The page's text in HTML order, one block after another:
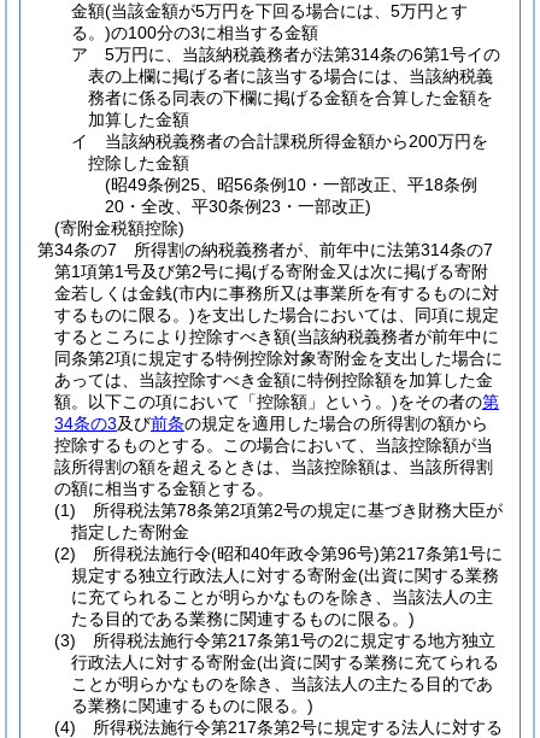
金額(当該金額が5万円を下回る場合には、5万円とす
る。)の100分の3に相当する金額
ア
5万円に、当該納税義務者が法第314条の6第1号イの
表の上欄に掲げる者に該当する場合には、当該納税義
務者に係る同表の下欄に掲げる金額を合算した金額を
加算した金額
イ
当該納税義務者の合計課税所得金額から200万円を
控除した金額
(昭49条例25、昭56条例10・一部改正、平18条例
20・全改、平30条例23・一部改正)
(寄附金税額控除)
第34条の7
所得割の納税義務者が、前年中に法第314条の7
第1項第1号及び第2号に掲げる寄附金又は次に掲げる寄附
金若しくは金銭(市内に事務所又は事業所を有するものに対
するものに限る。)を支出した場合においては、同項に規定
するところにより控除すべき額(当該納税義務者が前年中に
同条第2項に規定する特例控除対象寄附金を支出した場合に
あっては、当該控除すべき金額に特例控除額を加算した金
額。以下この項において「控除額」という。)をその者の第
34条の3及び前条の規定を適用した場合の所得割の額から
控除するものとする。
この場合において、当該控除額が当
該所得割の額を超えるときは、当該控除額は、当該所得割
の額に相当する金額とする。
(1)
所得税法第78条第2項第2号の規定に基づき財務大臣が
指定した寄附金
(2)
所得税法施行令(昭和40年政令第96号)第217条第1号に
規定する独立行政法人に対する寄附金(出資に関する業務
に充てられることが明らかなものを除き、当該法人の主
たる目的である業務に関連するものに限る。)
(3)
所得税法施行令第217条第1号の2に規定する地方独立
行政法人に対する寄附金(出資に関する業務に充てられる
ことが明らかなものを除き、当該法人の主たる目的であ
る業務に関連するものに限る。)
(4)
所得税法施行令第217条第2号に規定する法人に対する